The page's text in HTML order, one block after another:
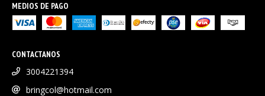
MEDIOS DE PAGO
CONTACTANOS
3004221394
bringcol@hotmail.com